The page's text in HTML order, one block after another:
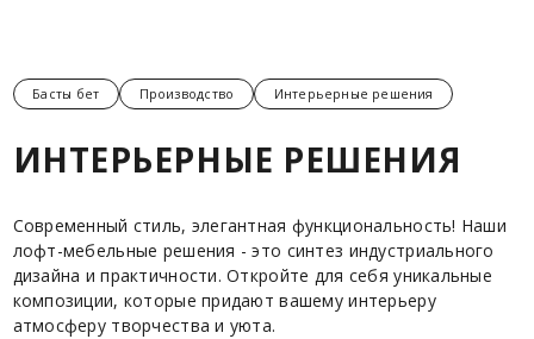
Басты бет Производство Интерьерные решения
ИНТЕРЬЕРНЫЕ РЕШЕНИЯ
Современный стиль, элегантная функциональность! Наши
лофт-мебельные решения - это синтез индустриального
дизайна и практичности. Откройте для себя уникальные
композиции, которые придают вашему интерьеру
атмосферу творчества и уюта.